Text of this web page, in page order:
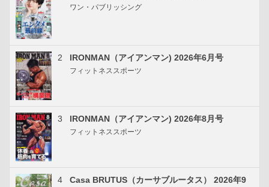
ワン・パブリッシング
2 IRONMAN（アイアンマン) 2026年6月号
フィットネススポーツ
3 IRONMAN（アイアンマン) 2026年8月号
フィットネススポーツ
4
Casa BRUTUS（カーサブルータス） 2026年9